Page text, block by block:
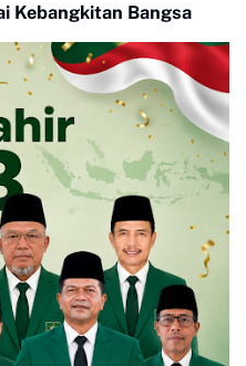
Kebangkitan Bangsa